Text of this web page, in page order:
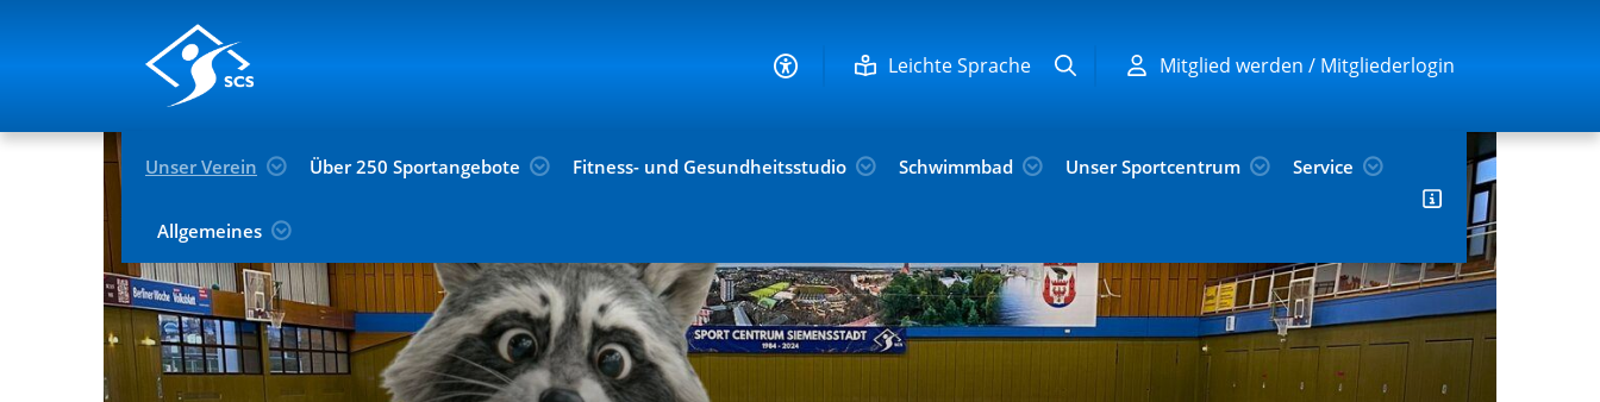
Leichte Sprache Mitglied werden / Mitgliederlogin
Unser Verein Über 250 Sportangebote Fitness- und Gesundheitsstudio Schwimmbad Unser Sportcentrum Service
Allgemeines